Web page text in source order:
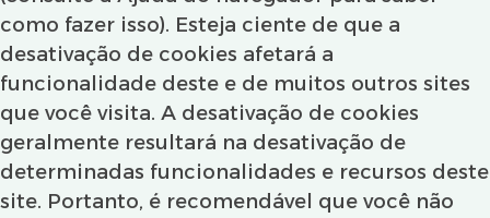
como fazer isso). Esteja ciente de que a
desativação de cookies afetará a
funcionalidade deste e de muitos outros sites
que você visita. A desativação de cookies
geralmente resultará na desativação de
determinadas funcionalidades e recursos deste
site. Portanto, é recomendável que você não